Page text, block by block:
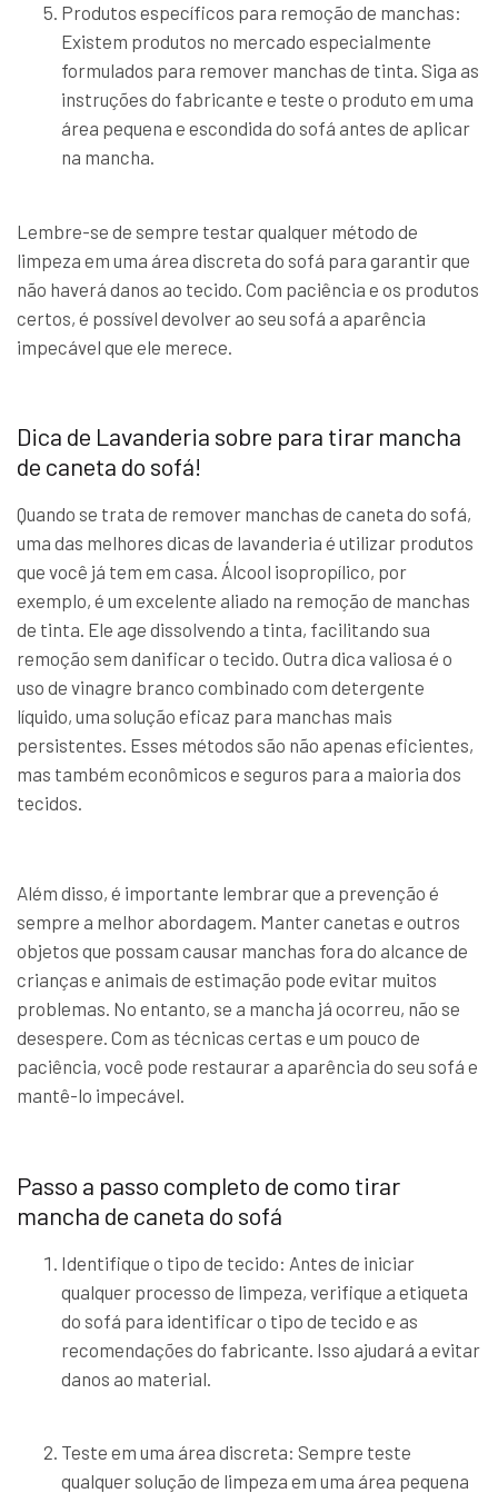
Produtos específicos para remoção de manchas:
Existem produtos no mercado especialmente
formulados para remover manchas de tinta. Siga as
instruções do fabricante e teste o produto em uma
área pequena e escondida do sofá antes de aplicar
na mancha.
Lembre-se de sempre testar qualquer método de
limpeza em uma área discreta do sofá para garantir que
não haverá danos ao tecido. Com paciência e os produtos
certos, é possível devolver ao seu sofá a aparência
impecável que ele merece.
Dica de Lavanderia sobre para tirar mancha
de caneta do sofá!
Quando se trata de remover manchas de caneta do sofá,
uma das melhores dicas de lavanderia é utilizar produtos
que você já tem em casa. Álcool isopropílico, por
exemplo, é um excelente aliado na remoção de manchas
de tinta. Ele age dissolvendo a tinta, facilitando sua
remoção sem danificar o tecido. Outra dica valiosa é o
uso de vinagre branco combinado com detergente
líquido, uma solução eficaz para manchas mais
persistentes. Esses métodos são não apenas eficientes,
mas também econômicos e seguros para a maioria dos
tecidos.
Além disso, é importante lembrar que a prevenção é
sempre a melhor abordagem. Manter canetas e outros
objetos que possam causar manchas fora do alcance de
crianças e animais de estimação pode evitar muitos
problemas. No entanto, se a mancha já ocorreu, não se
desespere. Com as técnicas certas e um pouco de
paciência, você pode restaurar a aparência do seu sofá e
mantê-lo impecável.
Passo a passo completo de como tirar
mancha de caneta do sofá
Identifique o tipo de tecido: Antes de iniciar
qualquer processo de limpeza, verifique a etiqueta
do sofá para identificar o tipo de tecido e as
recomendações do fabricante. Isso ajudará a evitar
danos ao material.
Teste em uma área discreta: Sempre teste
qualquer solução de limpeza em uma área pequena